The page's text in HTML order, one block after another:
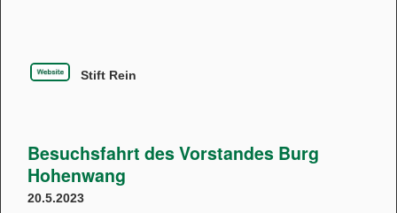
Stift Rein
Besuchsfahrt des Vorstandes Burg
Hohenwang
20.5.2023